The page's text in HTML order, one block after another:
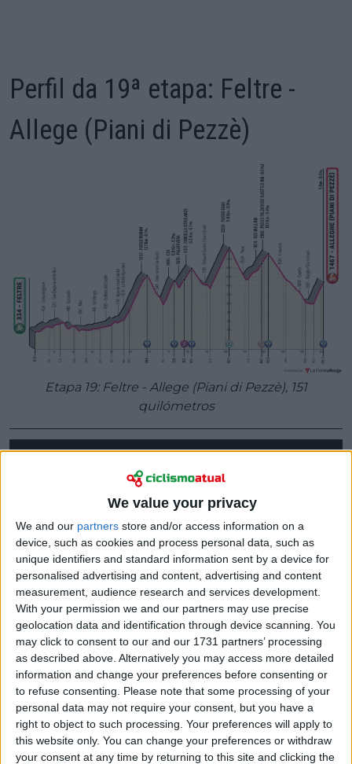
We value your privacy
We and our partners store and/or access information on a
device, such as cookies and process personal data, such as
unique identifiers and standard information sent by a device for
personalised advertising and content, advertising and content
measurement, audience research and services development.
With your permission we and our partners may use precise
geolocation data and identification through device scanning. You
may click to consent to our and our 1731 partners’ processing
as described above. Alternatively you may access more detailed
information and change your preferences before consenting or
to refuse consenting.
Please note that some processing of your
personal data may not require your consent, but you have a
right to object to such processing. Your preferences will apply to
this website only. You can change your preferences or withdraw
your consent at any time by returning to this site and clicking the
Perfil da 19ª etapa: Feltre -
Allege (Piani di Pezzè)
Etapa 19: Feltre - Allege (Piani di Pezzè), 151
quilómetros